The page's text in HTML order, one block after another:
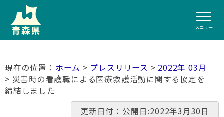
メニュー
ホーム > プレスリリース > 2022年 03月
> 災害時の看護職による医療救護活動に関する協定を
締結しました
更新日付：公開日:2022年3月30日